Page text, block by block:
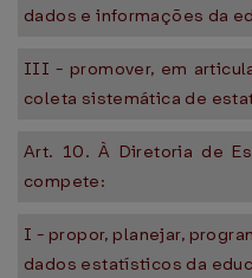
dados e informações da
III - promover, em
coleta sistemática de
Art. 10. À Diretoria de
compete:
I - propor, planejar,
dados estatísticos da